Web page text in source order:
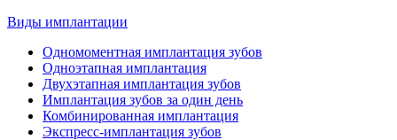
Виды имплантации
Одномоментная имплантация зубов
Одноэтапная имплантация
Двухэтапная имплантация зубов
Имплантация зубов за один день
Комбинированная имплантация
Экспресс-имплантация зубов